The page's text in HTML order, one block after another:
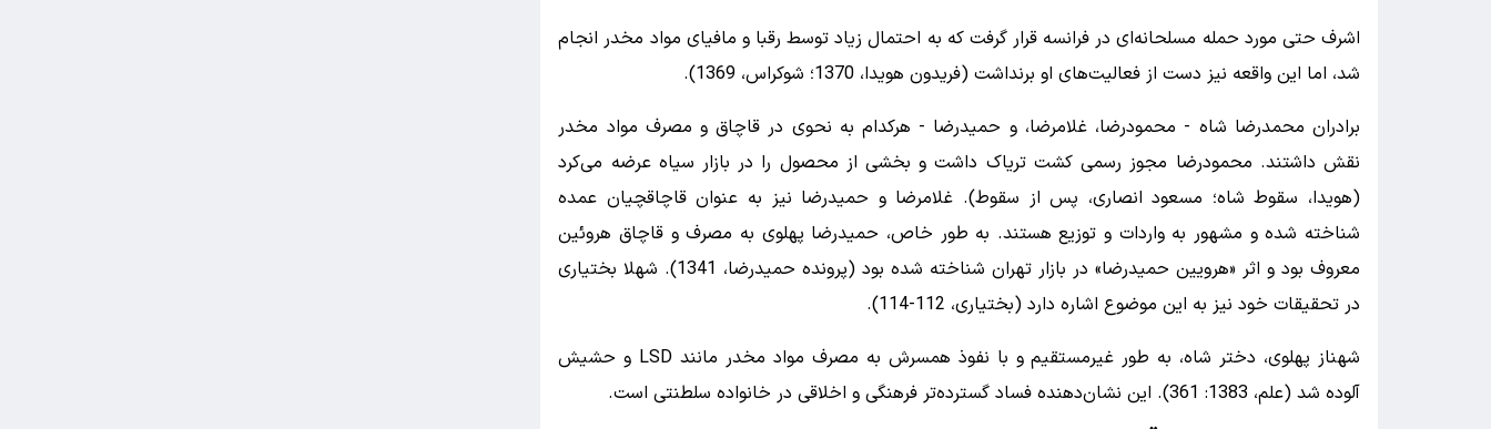
اشرف حتی مورد حمله مسلحانه‌ای در فرانسه قرار گرفت که به احتمال زیاد توسط رقبا و مافیای مواد مخدر انجام
شد، اما این واقعه نیز دست از فعالیت‌های او برنداشت (فریدون هویدا، 1370؛ شوکراس، 1369).
برادران محمدرضا شاه - محمودرضا، غلامرضا، و حمیدرضا - هرکدام به نحوی در قاچاق و مصرف مواد مخدر
نقش داشتند. محمودرضا مجوز رسمی کشت تریاک داشت و بخشی از محصول را در بازار سیاه عرضه می‌کرد
(هویدا، سقوط شاه؛ مسعود انصاری، پس از سقوط). غلامرضا و حمیدرضا نیز به عنوان قاچاقچیان عمده
شناخته شده و مشهور به واردات و توزیع هستند. به طور خاص، حمیدرضا پهلوی به مصرف و قاچاق هروئین
معروف بود و اثر «هرویین حمیدرضا» در بازار تهران شناخته شده بود (پرونده حمیدرضا، 1341). شهلا بختیاری
در تحقیقات خود نیز به این موضوع اشاره دارد (بختیاری، 112-114).
شهناز پهلوی، دختر شاه، به طور غیرمستقیم و با نفوذ همسرش به مصرف مواد مخدر مانند LSD و حشیش
آلوده شد (علم، 1383: 361). این نشان‌دهنده فساد گسترده‌تر فرهنگی و اخلاقی در خانواده سلطنتی است.